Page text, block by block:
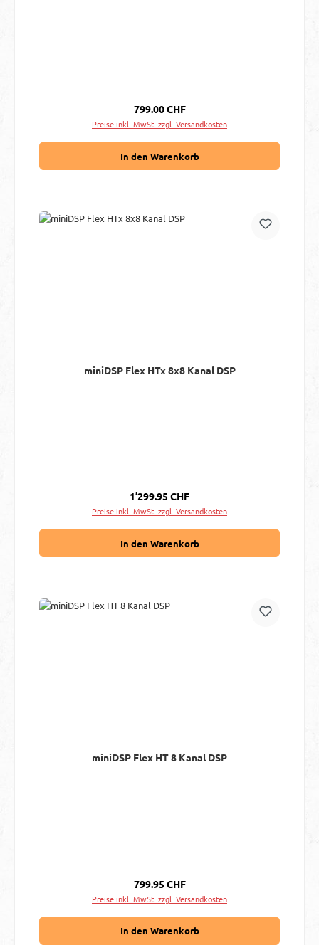
Regulärer Preis:
799.00 CHF
Preise inkl. MwSt. zzgl. Versandkosten
In den Warenkorb
miniDSP Flex HTx 8x8 Kanal DSP
Regulärer Preis:
1’299.95 CHF
Preise inkl. MwSt. zzgl. Versandkosten
In den Warenkorb
miniDSP Flex HT 8 Kanal DSP
Regulärer Preis:
799.95 CHF
Preise inkl. MwSt. zzgl. Versandkosten
In den Warenkorb